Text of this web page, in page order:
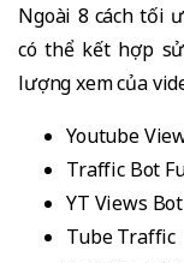
Ngoài 8 cách tối
có thể kết hợp sử
lượng xem của
Youtube
Traffic Bot
YT Views Bot
Tube Traffic